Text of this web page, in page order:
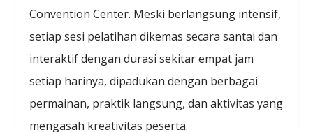
Convention Center. Meski berlangsung intensif,
setiap sesi pelatihan dikemas secara santai dan
interaktif dengan durasi sekitar empat jam
setiap harinya, dipadukan dengan berbagai
permainan, praktik langsung, dan aktivitas yang
mengasah kreativitas peserta.